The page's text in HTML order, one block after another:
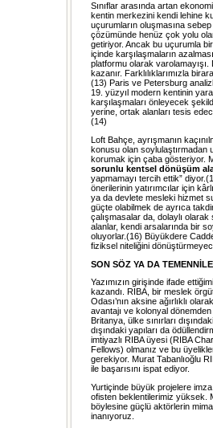
Sınıflar arasında artan
kentin merkezini kendi lehine
uçurumların oluşmasına
çözümünde henüz çok yolu
getiriyor. Ancak bu uçurumla
içinde karşılaşmaların
platformu olarak
kazanır. Farklılıklarımızla
(13) Paris ve Petersburg
19. yüzyıl modern kentinin
karşılaşmaları önleyecek
yerine, ortak alanları tesis
(14)
Loft Bahçe, ayrışmanın
konusu olan soylulaştırmadan
korumak için çaba gösteriyor.
sorunlu kentsel dönüşüm
yapmamayı tercih ettik”
önerilerinin yatırımcılar için
ya da devlete mesleki hizmet
güçte olabilmek de ayrıca
çalışmasalar da, dolaylı
alanlar, kendi arsalarında bir
oluyorlar.(16) Büyükdere
fiziksel niteliğini
SON SÖZ YA DA
Yazımızın girişinde ifade
kazandı. RIBA, bir meslek
Odası’nın aksine ağırlıklı
avantajı ve kolonyal
Britanya, ülke sınırları
dışındaki yapıları da
imtiyazlı RIBA üyesi (RIBA
Fellows) olmanız ve bu
gerekiyor. Murat Tabanlıoğlu
ile başarısını ispat ediyor.
Yurtiçinde büyük projelere imza
ofisten beklentilerimiz yüksek.
böylesine güçlü aktörlerin
inanıyoruz.